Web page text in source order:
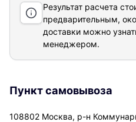
Результат расчета
предварительным,
доставки можно
менеджером.
Пункт самовывоза
108802 Москва, р-н